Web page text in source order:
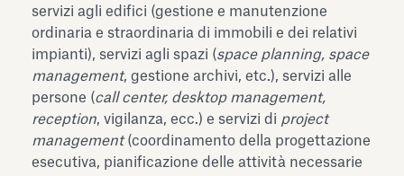
servizi agli edifici (gestione e manutenzione
ordinaria e straordinaria di immobili e dei relativi
impianti), servizi agli spazi (space planning, space
management, gestione archivi, etc.), servizi alle
persone (call center, desktop management,
reception, vigilanza, ecc.) e servizi di project
management(coordinamento della progettazione
esecutiva, pianificazione delle attività necessarie